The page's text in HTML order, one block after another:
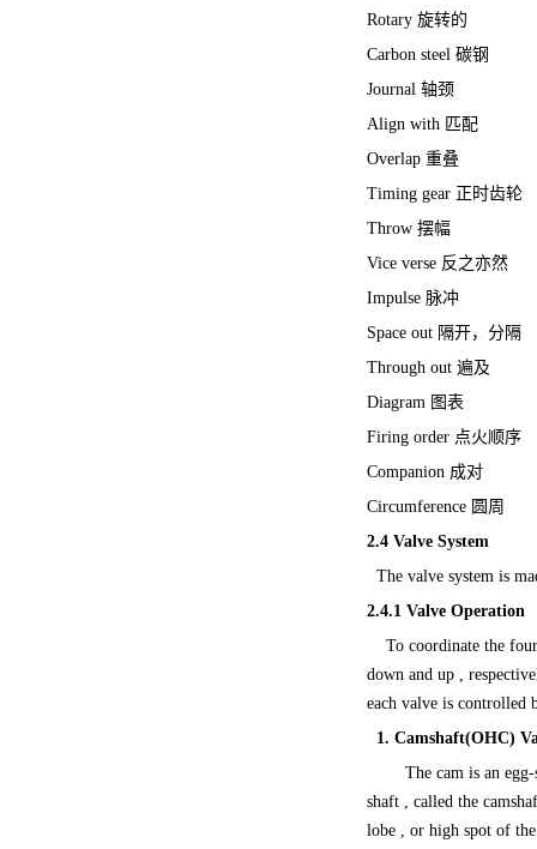
Rotary 旋转的
Carbon steel 碳钢
Journal 轴颈
Align with 匹配
Overlap 重叠
Timing gear 正时齿轮
Throw 摆幅
Vice verse 反之亦然
Impulse 脉冲
Space out 隔开，分隔
Through out 遍及
Diagram 图表
Firing order 点火顺序
Companion 成对
Circumference 圆周
2.4 Valve System
The valve system is
2.4.1 Valve Operation
To coordinate the
down and up ,
each valve is controlled
1. Camshaft(OHC)
The cam is an
shaft , called the
lobe , or high spot of